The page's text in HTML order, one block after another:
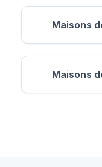
Maisons
Maisons